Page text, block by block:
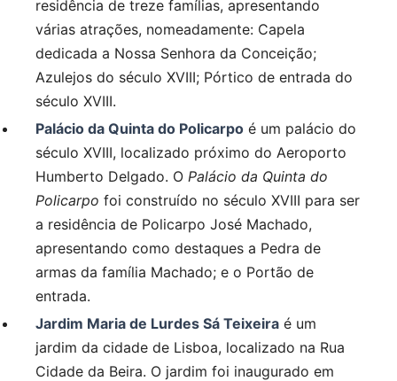
residência de treze famílias, apresentando
várias atrações, nomeadamente: Capela
dedicada a Nossa Senhora da Conceição;
Azulejos do século XVIII; Pórtico de entrada do
século XVIII.
Palácio da Quinta do Policarpo é um palácio do
século XVIII, localizado próximo do Aeroporto
Humberto Delgado. O Palácio da Quinta do
Policarpo foi construído no século XVIII para ser
a residência de Policarpo José Machado,
apresentando como destaques a Pedra de
armas da família Machado; e o Portão de
entrada.
Jardim Maria de Lurdes Sá Teixeira é um
jardim da cidade de Lisboa, localizado na Rua
Cidade da Beira. O jardim foi inaugurado em